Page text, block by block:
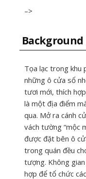
–>
Background
Tọa lạc trong khu
những ô cửa sổ
tươi mới, thích
là một địa điểm
qua. Mở ra cánh
vách tường “mộc
được đặt bên ô
trong quán đều
tượng. Không
hợp để tổ chức